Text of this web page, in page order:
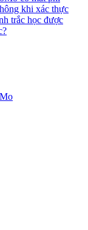
khi xác thực
trắc học được